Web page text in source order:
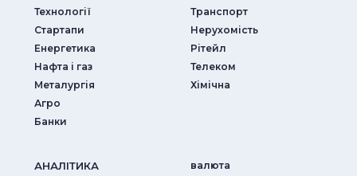
Технології
Стартапи
Енергетика
Нафта і газ
Металургія
Агро
Банки
Транспорт
Нерухомість
Рітейл
Телеком
Хімічна
АНАЛIТИКА
валюта